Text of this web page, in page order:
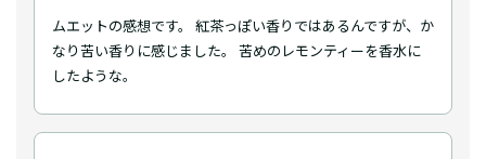
ムエットの感想です。 紅茶っぽい香りではあるんですが、か
なり苦い香りに感じました。 苦めのレモンティーを香水に
したような。